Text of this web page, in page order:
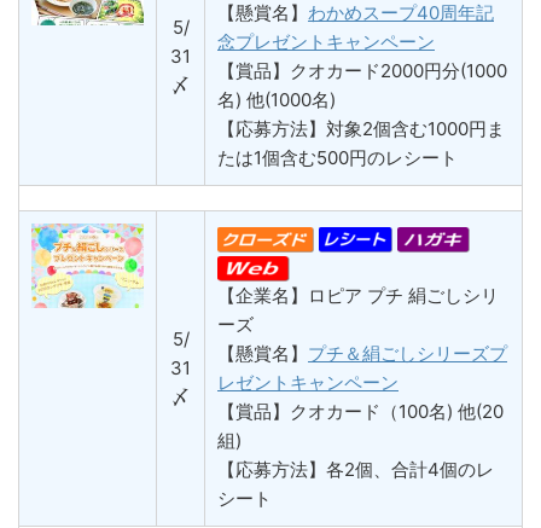
5/
31
〆
【懸賞名】 わかめスープ40周年記
念プレゼントキャンペーン
【賞品】クオカード2000円分(1000
名) 他(1000名)
【応募方法】対象2個含む1000円ま
たは1個含む500円のレシート
5/
31
〆
【企業名】ロピア プチ 絹ごしシリ
ーズ
【懸賞名】 プチ＆絹ごしシリーズプ
レゼントキャンペーン
【賞品】クオカード（100名) 他(20
組)
【応募方法】各2個、合計4個のレ
シート